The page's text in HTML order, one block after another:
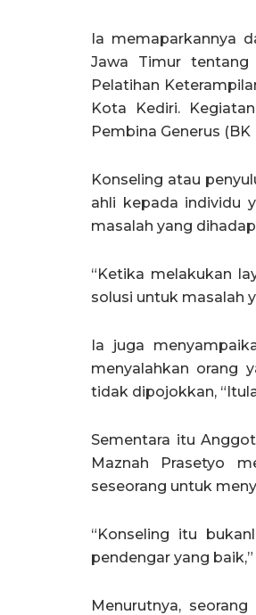
Ia memaparkannya
Jawa Timur tentang
Pelatihan
Kota Kediri.
Pembina Generus
Konseling atau
ahli kepada individu
masalah yang
“Ketika melakukan
solusi untuk masalah
Ia juga
menyalahkan orang
tidak dipojokkan,
Sementara itu
Maznah Prasetyo
seseorang untuk
“Konseling itu
pendengar yang
Menurutnya,